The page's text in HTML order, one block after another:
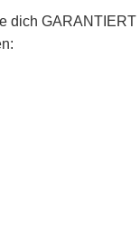
dich GARANTIERT